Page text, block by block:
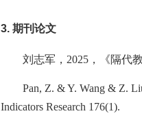
3. 期刊论文
刘志军， 2025 ，《隔代
Pan, Z. & Y. Wang & Z.
Indicators Research 176(1).